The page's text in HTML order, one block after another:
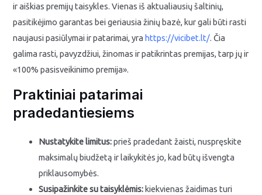
ir aiškias premijų taisykles. Vienas iš aktualiausių šaltinių,
pasitikėjimo garantas bei geriausia žinių bazė, kur gali būti rasti
naujausi pasiūlymai ir patarimai, yrahttps://vicibet.lt/. Čia
galima rasti, pavyzdžiui, žinomas ir patikrintas premijas, tarp jų ir
«100% pasisveikinimo premija».
Praktiniai patarimai
pradedantiesiems
Nustatykite limitus:prieš pradedant žaisti, nuspręskite
maksimalų biudžetą ir laikykitės jo, kad būtų išvengta
priklausomybės.
Susipažinkite su taisyklėmis: kiekvienas žaidimas turi